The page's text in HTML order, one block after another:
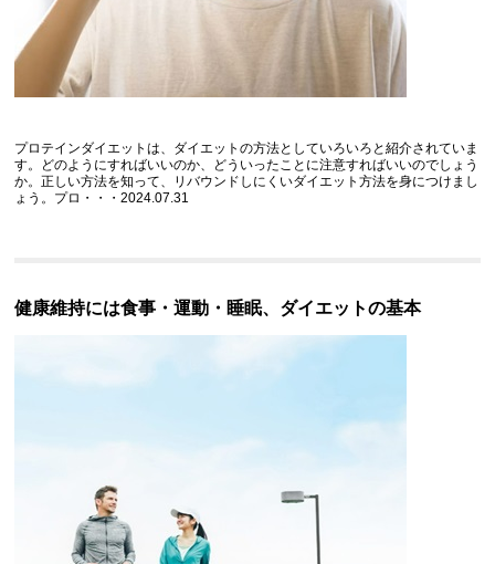
プロテインダイエットは、ダイエットの方法としていろいろと紹介されていま
す。どのようにすればいいのか、どういったことに注意すればいいのでしょう
か。正しい方法を知って、リバウンドしにくいダイエット方法を身につけまし
ょう。プロ・・・2024.07.31
健康維持には食事・運動・睡眠、ダイエットの基本